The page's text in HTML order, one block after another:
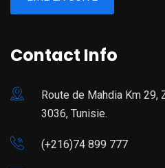
Contact Info
Route de Mahdia Km 29,
3036, Tunisie.
(+216)74 899 777